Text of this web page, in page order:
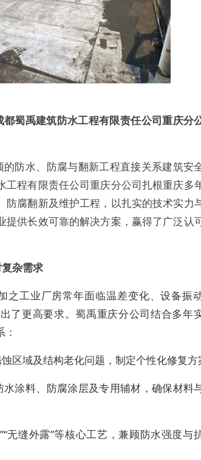
蜀禹建筑防水工程有限责任公司重庆分
防水、防腐与翻新工程直接关系建筑安
工程有限责任公司重庆分公司扎根重庆多
防腐翻新及维护工程，以扎实的技术实力
提供长效可靠的解决方案，赢得了广泛认
杂需求
之工业厂房常年面临温差变化、设备振
了更高要求。蜀禹重庆分公司结合多年
区域及结构老化问题，制定个性化修复方
涂料、防腐涂层及专用辅材，确保材料
无缝外露”等核心工艺，兼顾防水强度与